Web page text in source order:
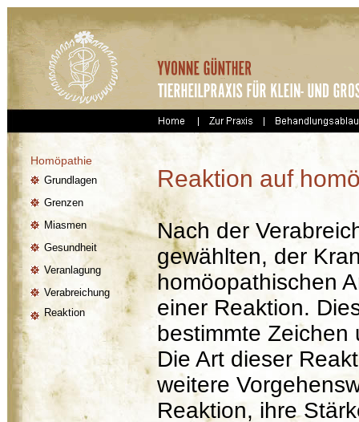
Homöpathie
Grundlagen
Grenzen
Miasmen
Gesundheit
Veranlagung
Verabreichung
Reaktion
Reaktion auf
Nach der
gewählten, der
homöopathischen
einer Reaktion.
bestimmte Zeichen
Die Art dieser
weitere
Reaktion, ihre